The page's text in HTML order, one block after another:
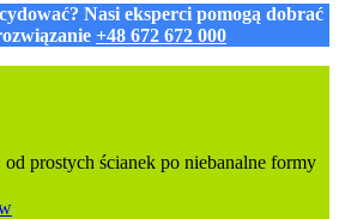
Nasi eksperci pomogą dobrać
+48 672 672 000
od prostych ścianek po niebanalne formy